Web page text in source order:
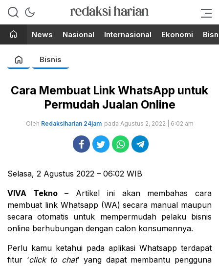
RedaksiHarian.com
Berita Terupdate dari Redaksi
News Nasional Internasional Ekonomi
Bisnis
Cara Membuat Link WhatsApp untuk
Permudah Jualan Online
Oleh Redaksiharian 24jam pada Agustus 2, 2022 | 6:02 am
Selasa, 2 Agustus 2022 – 06:02 WIB
VIVA Tekno– Artikel ini akan membahas cara
membuat link Whatsapp (WA) secara manual maupun
secara otomatis untuk mempermudah pelaku bisnis
online berhubungan dengan calon konsumennya.
Perlu kamu ketahui pada aplikasi Whatsapp terdapat
fitur ‘click to chat’ yang dapat membantu pengguna